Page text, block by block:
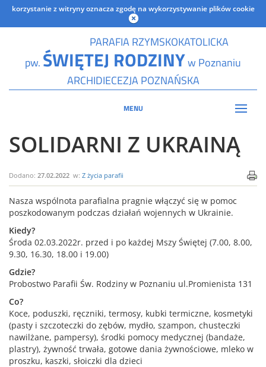
korzystanie z witryny oznacza zgodę na wykorzystywanie plików cookie
PARAFIA RZYMSKOKATOLICKA
pw. ŚWIĘTEJ RODZINYw Poznaniu
ARCHIDIECEZJA POZNAŃSKA
MENU
SOLIDARNI Z UKRAINĄ
Dodano: 27.02.2022 w: Z życia parafii
Nasza wspólnota parafialna pragnie włączyć się w pomoc
poszkodowanym podczas działań wojennych w Ukrainie.
Kiedy?
Środa 02.03.2022r. przed i po każdej Mszy Świętej (7.00, 8.00,
9.30, 16.30, 18.00 i 19.00)
Gdzie?
Probostwo Parafii Św. Rodziny w Poznaniu ul.Promienista 131
Co?
Koce, poduszki, ręczniki, termosy, kubki termiczne, kosmetyki
(pasty i szczoteczki do zębów, mydło, szampon, chusteczki
nawilżane, pampersy), środki pomocy medycznej (bandaże,
plastry), żywność trwała, gotowe dania żywnościowe, mleko w
proszku, kaszki, słoiczki dla dzieci